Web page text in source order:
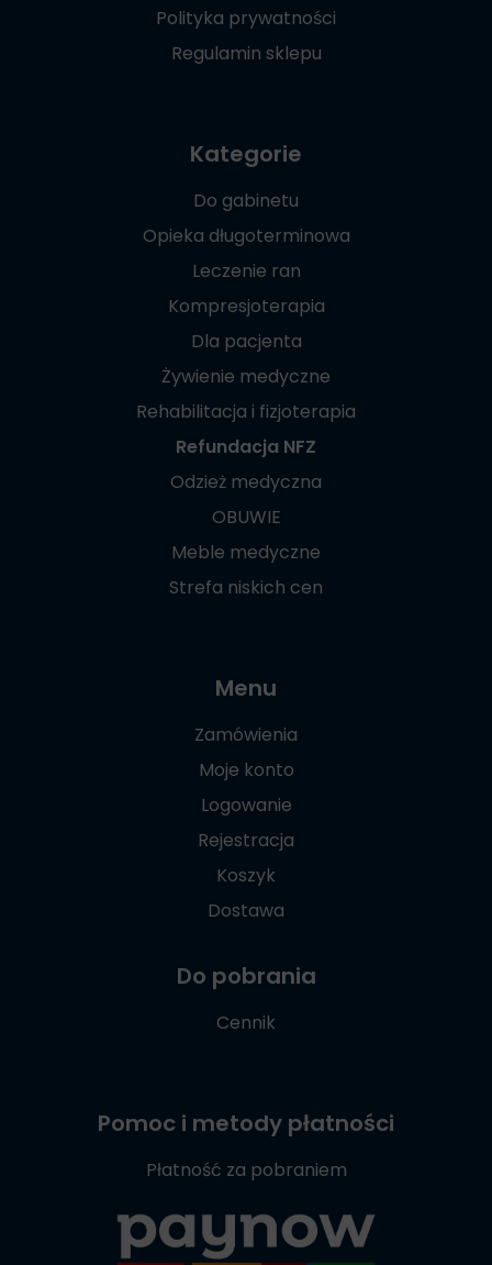
Polityka prywatności
Regulamin sklepu
Kategorie
Do gabinetu
Opieka długoterminowa
Leczenie ran
Kompresjoterapia
Dla pacjenta
Żywienie medyczne
Rehabilitacja i fizjoterapia
Refundacja NFZ
Odzież medyczna
OBUWIE
Meble medyczne
Strefa niskich cen
Menu
Zamówienia
Moje konto
Logowanie
Rejestracja
Koszyk
Dostawa
Do pobrania
Cennik
Pomoc i metody płatności
Płatność za pobraniem